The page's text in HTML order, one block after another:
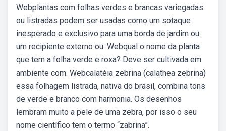
Webplantas com folhas verdes e brancas variegadas
ou listradas podem ser usadas como um sotaque
inesperado e exclusivo para uma borda de jardim ou
um recipiente externo ou. Webqual o nome da planta
que tem a folha verde e roxa? Deve ser cultivada em
ambiente com. Webcalatéia zebrina (calathea zebrina)
essa folhagem listrada, nativa do brasil, combina tons
de verde e branco com harmonia. Os desenhos
lembram muito a pele de uma zebra, por isso o seu
nome científico tem o termo “zabrina”.